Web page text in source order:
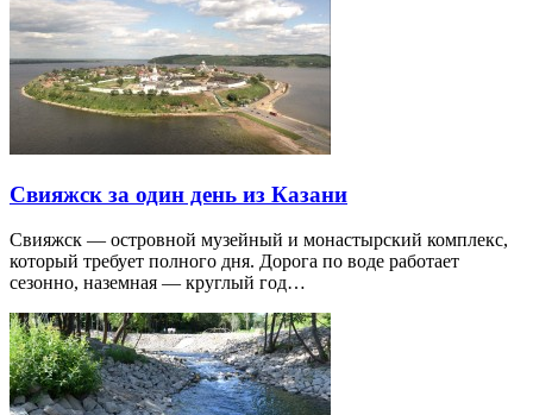
Свияжск за один день из Казани
Свияжск — островной музейный и монастырский комплекс,
который требует полного дня. Дорога по воде работает
сезонно, наземная — круглый год…